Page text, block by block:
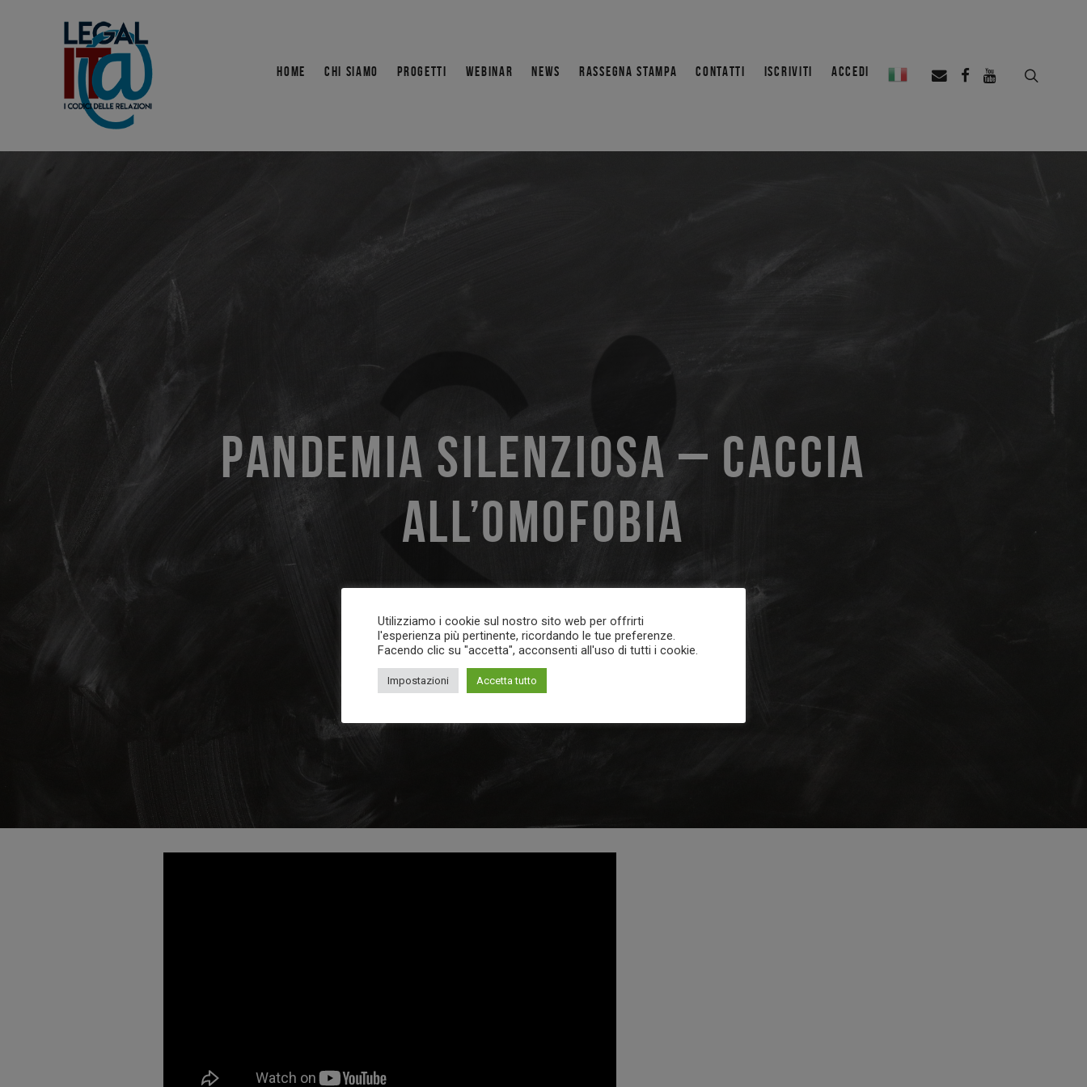
HOME CHI SIAMO PROGETTI WEBINAR NEWS RASSEGNA STAMPA CONTATTI ISCRIVITI ACCEDI
PANDEMIA SILENZIOSA – CACCIA
ALL’OMOFOBIA
Utilizziamo i cookie sul nostro sito web per offrirti
l'esperienza più pertinente, ricordando le tue preferenze.
Facendo clic su "accetta", acconsenti all'uso di tutti i cookie.
Impostazioni Accetta tutto